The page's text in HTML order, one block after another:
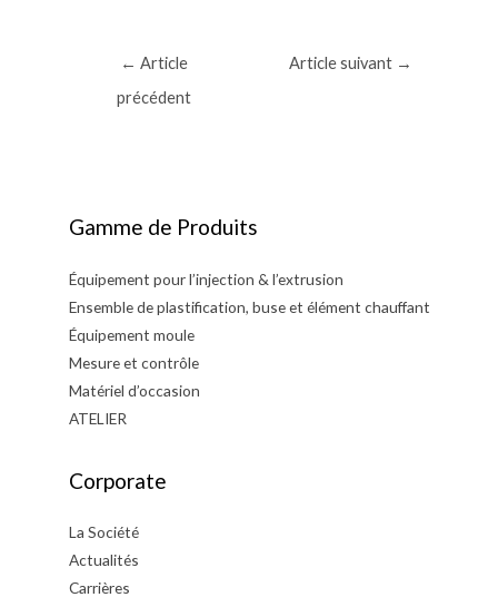
Navigation
← Article
précédent
Article suivant →
Gamme de Produits
Équipement pour l’injection & l’extrusion
Ensemble de plastification, buse et élément chauffant
Équipement moule
Mesure et contrôle
Matériel d’occasion
ATELIER
Corporate
La Société
Actualités
Carrières